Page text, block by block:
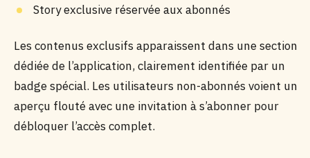
Story exclusive réservée aux abonnés
Les contenus exclusifs apparaissent dans une section
dédiée de l’application, clairement identifiée par un
badge spécial. Les utilisateurs non-abonnés voient un
aperçu flouté avec une invitation à s’abonner pour
débloquer l’accès complet.